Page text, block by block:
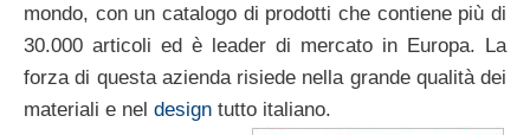
mondo, con un catalogo di prodotti che contiene più di
30.000 articoli ed è leader di mercato in Europa. La
forza di questa azienda risiede nella grande qualità dei
materiali e nel design tutto italiano.